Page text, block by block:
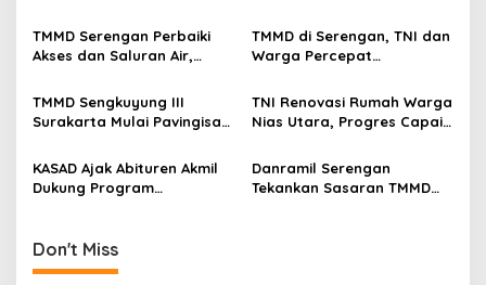
g
a
t
i
o
n
TMMD Serengan Perbaiki
Akses dan Saluran Air,
TMMD di Serengan, TNI dan
Warga Percepat
TMMD Sengkuyung III
Surakarta Mulai Pavingisasi
TNI Renovasi Rumah Warga
Nias Utara, Progres Capai
KASAD Ajak Abituren Akmil
Dukung Program
Danramil Serengan
Tekankan Sasaran TMMD
Don't Miss